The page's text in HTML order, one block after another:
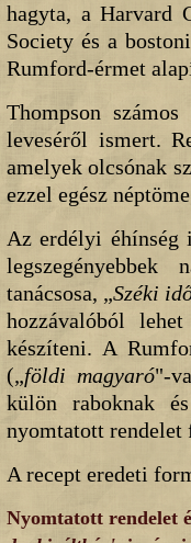
hagyta, a Harvard
Society és a
Rumford-érmet
Thompson
leveséről ismert.
amelyek olcsónak
ezzel egész
Az erdélyi éhínség
tanácsosa, „Széki
hozzávalóból
készíteni. A
(„földi magyaró"-
külön raboknak
nyomtatott rendelet
A recept eredeti
Nyomtatott rendelet